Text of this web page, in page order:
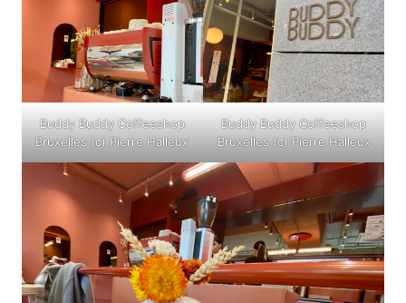
Buddy Buddy Coffeeshop
Bruxelles (c) Pierre Halleux
Buddy Buddy Coffeeshop
Bruxelles (c) Pierre Halleux